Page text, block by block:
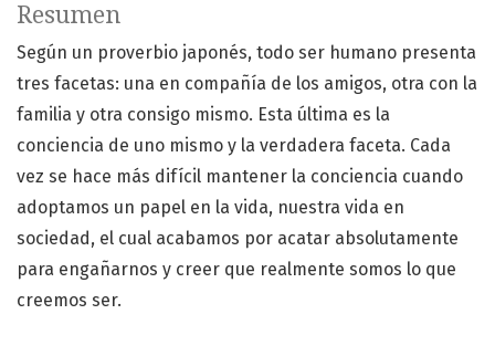
Resumen
Según un proverbio japonés, todo ser humano presenta
tres facetas: una en compañía de los amigos, otra con la
familia y otra consigo mismo. Esta última es la
conciencia de uno mismo y la verdadera faceta. Cada
vez se hace más difícil mantener la conciencia cuando
adoptamos un papel en la vida, nuestra vida en
sociedad, el cual acabamos por acatar absolutamente
para engañarnos y creer que realmente somos lo que
creemos ser.